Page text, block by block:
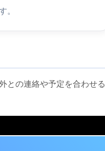
との連絡や予定を合わせる